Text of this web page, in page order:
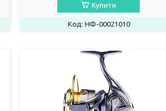
Купити
НФ-00021010